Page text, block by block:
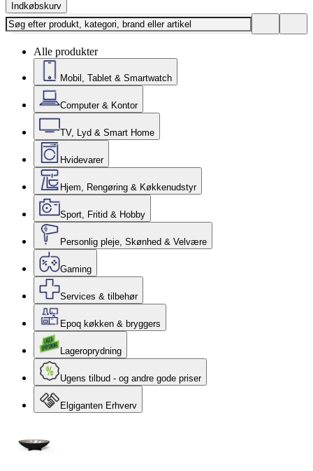
Indkøbskurv
Alle produkter
Mobil, Tablet & Smartwatch
Computer & Kontor
TV, Lyd & Smart Home
Hvidevarer
Hjem, Rengøring & Køkkenudstyr
Sport, Fritid & Hobby
Personlig pleje, Skønhed & Velvære
Gaming
Services & tilbehør
Epoq køkken & bryggers
Lageroprydning
Ugens tilbud - og andre gode priser
Elgiganten Erhverv